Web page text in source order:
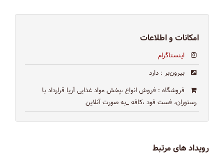
امکانات و اطلاعات
اینستاگرام
بیرون‌بر : دارد
فروشگاه : فروش انواع ،پخش مواد غذایی آریا قرارداد با
رستوران، فست فود ،کافه _به صورت آنلاین
رویداد های مرتبط